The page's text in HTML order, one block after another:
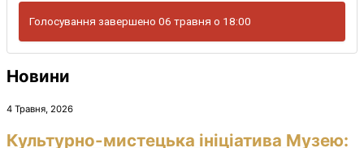
Голосування завершено 06 травня о 18:00
Новини
4 Травня, 2026
Культурно-мистецька ініціатива Музею: